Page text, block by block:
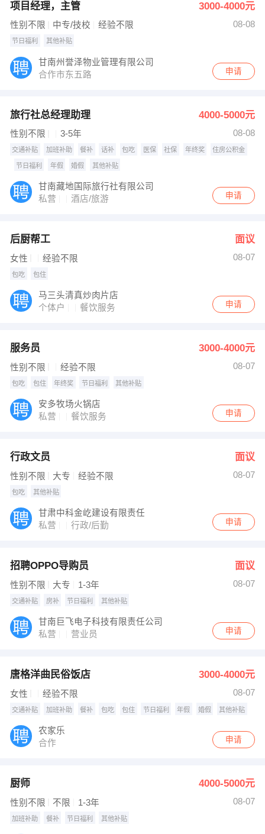
项目经理，主管 3000-4000元
性别不限 中专/技校 经验不限 08-08
节日福利 其他补贴
甘南州誉泽物业管理有限公司
合作市东五路
申请
旅行社总经理助理 4000-5000元
性别不限 3-5年 08-08
交通补贴 加班补助 餐补 话补 包吃 医保 社保 年终奖 住房公积金
节日福利 年假 婚假 其他补贴
甘南藏地国际旅行社有限公司
私营
酒店/旅游 申请
后厨帮工 面议
女性 经验不限 08-07
包吃 包住
马三头清真炒肉片店
个体户
餐饮服务 申请
服务员 3000-4000元
性别不限 经验不限 08-07
包吃 包住 年终奖 节日福利 其他补贴
安多牧场火锅店
私营
餐饮服务 申请
行政文员 面议
性别不限 大专 经验不限 08-07
包吃 其他补贴
甘肃中科金屹建设有限责任
私营
行政/后勤 申请
招聘OPPO导购员 面议
性别不限 大专 1-3年 08-07
交通补贴 房补 节日福利 其他补贴
甘南巨飞电子科技有限责任公司
私营
营业员 申请
唐格洋曲民俗饭店 3000-4000元
女性 经验不限 08-07
交通补贴 加班补助 餐补 包吃 包住 节日福利 年假 婚假 其他补贴
农家乐
合作
申请
厨师 4000-5000元
性别不限 不限 1-3年 08-07
加班补助 餐补 节日福利 其他补贴